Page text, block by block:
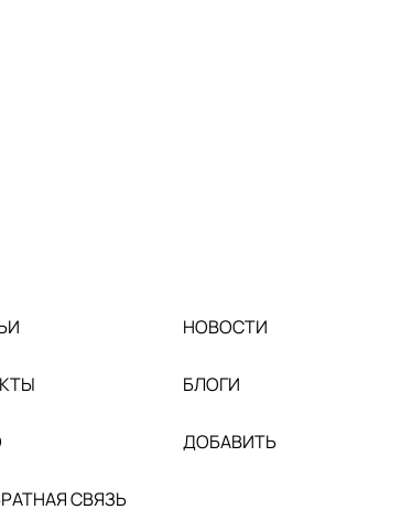
НОВОСТИ
БЛОГИ
ДОБАВИТЬ
СВЯЗЬ